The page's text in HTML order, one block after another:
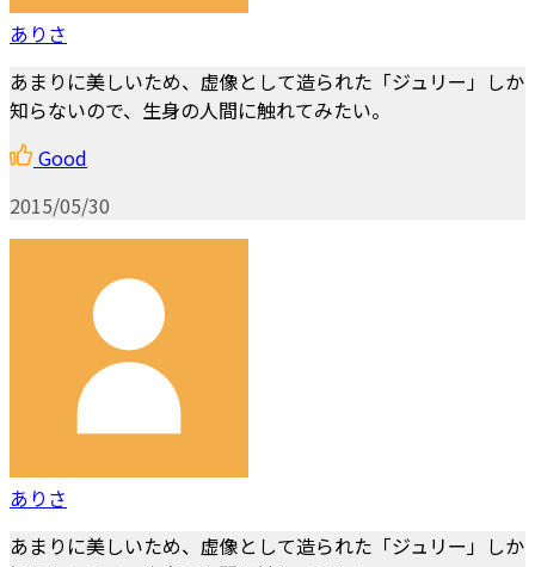
ありさ
あまりに美しいため、虚像として造られた「ジュリー」しか
知らないので、生身の人間に触れてみたい。
Good
2015/05/30
ありさ
あまりに美しいため、虚像として造られた「ジュリー」しか